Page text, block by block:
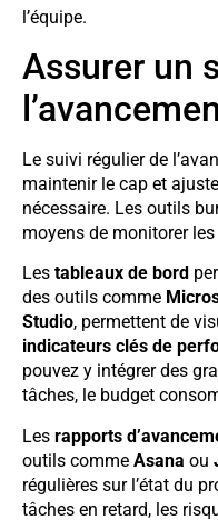
l’équipe.
Assurer un
Le suivi régulier de
maintenir le cap et
nécessaire. Les outils
moyens de monitorer les
Les tableaux de bord
des outils comme
Studio, permettent de
indicateurs clés de
pouvez y intégrer des
tâches, le budget
Les rapports
outils comme Asana ou
régulières sur l’état du
tâches en retard, les